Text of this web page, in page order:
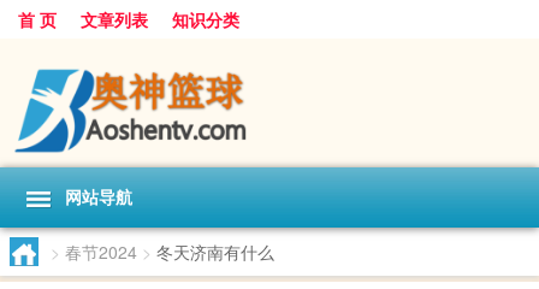
首 页 文章列表 知识分类
网站导航
> 春节2024 > 冬天济南有什么